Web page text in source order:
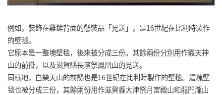
例如，裝飾在雞鉾背面的懸裝品「見送」，是16世紀在比利時製作
的壁毯。
它原本是一整塊壁毯，後來被分成三份。其餘兩份分別用作霰天神
山的前掛，以及滋賀縣長濱祭鳳凰山的見送。
同樣地，白樂天山的前懸也是16世紀在比利時製作的壁毯。這塊壁
毯也被分成三份，其餘兩份用作滋賀縣大津祭月宮殿山和龍門瀧山